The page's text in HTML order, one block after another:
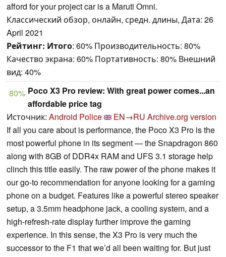
afford for your project car is a Maruti Omni.
Классический обзор, онлайн, средн. длины, Дата: 26
April 2021
Рейтинг: Итого: 60% Производительность: 80%
Качество экрана: 60% Портативность: 80% Внешний
вид: 40%
80% Poco X3 Pro review: With great power comes...an
affordable price tag
Источник: Android Police EN→RU Archive.org version
If all you care about is performance, the Poco X3 Pro is the
most powerful phone in its segment — the Snapdragon 860
along with 8GB of DDR4x RAM and UFS 3.1 storage help
clinch this title easily. The raw power of the phone makes it
our go-to recommendation for anyone looking for a gaming
phone on a budget. Features like a powerful stereo speaker
setup, a 3.5mm headphone jack, a cooling system, and a
high-refresh-rate display further improve the gaming
experience. In this sense, the X3 Pro is very much the
successor to the F1 that we’d all been waiting for. But just